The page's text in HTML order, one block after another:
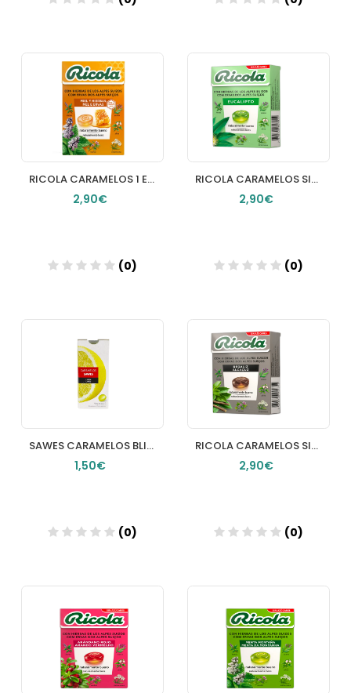
Añadir Añadir
RICOLA CARAMELOS 1 ENVASE 50 G SABOR MIEL Y HIERBAS
2,90€
(0)
RICOLA CARAMELOS SIN AZUCAR 1 ENVASE 50 G SABOR EUCALIPTUS
2,90€
(0)
Añadir
SAWES CARAMELOS BLISTER SIN AZUCAR LEMON
1,50€
(0)
RICOLA CARAMELOS SIN AZUCAR 1 ENVASE 50 G SABOR REGALIZ
2,90€
(0)